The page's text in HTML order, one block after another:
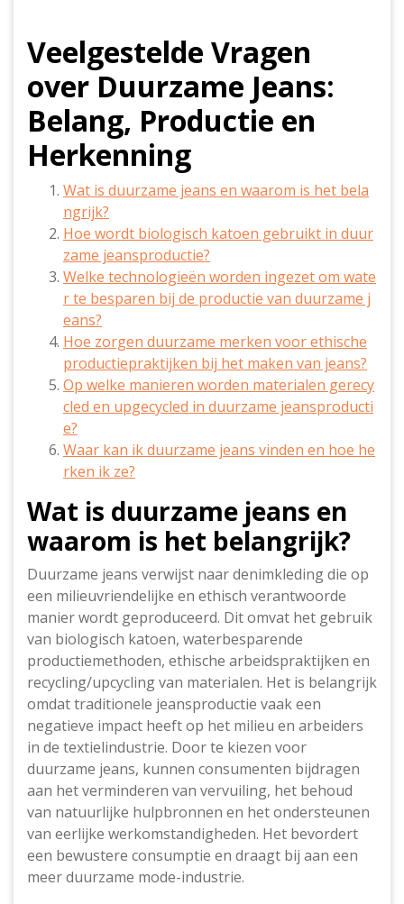
Veelgestelde Vragen
over Duurzame Jeans:
Belang, Productie en
Herkenning
Wat is duurzame jeans en waarom is het bela
ngrijk?
Hoe wordt biologisch katoen gebruikt in duur
zame jeansproductie?
Welke technologieën worden ingezet om wate
r te besparen bij de productie van duurzame j
eans?
Hoe zorgen duurzame merken voor ethische
productiepraktijken bij het maken van jeans?
Op welke manieren worden materialen gerecy
cled en upgecycled in duurzame jeansproducti
e?
Waar kan ik duurzame jeans vinden en hoe he
rken ik ze?
Wat is duurzame jeans en
waarom is het belangrijk?
Duurzame jeans verwijst naar denimkleding die op
een milieuvriendelijke en ethisch verantwoorde
manier wordt geproduceerd. Dit omvat het gebruik
van biologisch katoen, waterbesparende
productiemethoden, ethische arbeidspraktijken en
recycling/upcycling van materialen. Het is belangrijk
omdat traditionele jeansproductie vaak een
negatieve impact heeft op het milieu en arbeiders
in de textielindustrie. Door te kiezen voor
duurzame jeans, kunnen consumenten bijdragen
aan het verminderen van vervuiling, het behoud
van natuurlijke hulpbronnen en het ondersteunen
van eerlijke werkomstandigheden. Het bevordert
een bewustere consumptie en draagt ​​bij aan een
meer duurzame mode-industrie.